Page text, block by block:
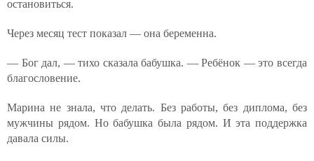
остановиться.
Через месяц тест показал — она беременна.
— Бог дал, — тихо сказала бабушка. — Ребёнок — это всегда
благословение.
Марина не знала, что делать. Без работы, без диплома, без
мужчины рядом. Но бабушка была рядом. И эта поддержка
давала силы.